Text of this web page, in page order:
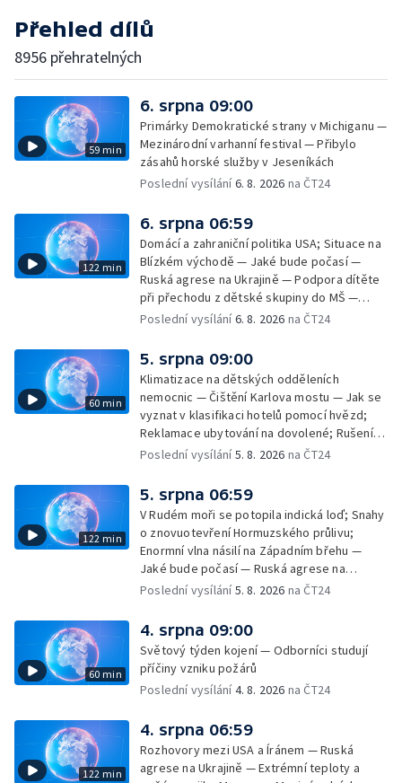
Přehled dílů
8956 přehratelných
59 min
6. srpna 09:00
Primárky Demokratické strany v Michiganu —
Mezinárodní varhanní festival — Přibylo
zásahů horské služby v Jeseníkách
Poslední vysílání6. 8. 2026 na ČT24
122 min
6. srpna 06:59
Domácí a zahraniční politika USA; Situace na
Blízkém východě — Jaké bude počasí —
Ruská agrese na Ukrajině — Podpora dítěte
při přechodu z dětské skupiny do MŠ —
Filmové premiéry týdne — Dvě deci tuše v
rakovinu prsu
Poslední vysílání6. 8. 2026 na ČT24
60 min
5. srpna 09:00
Klimatizace na dětských odděleních
nemocnic — Čištění Karlova mostu — Jak se
vyznat v klasifikaci hotelů pomocí hvězd;
Reklamace ubytování na dovolené; Rušení
dovolené kvůli přírodním živlům; Práva
na dovolené v zahraničí; Platby a výběry na
dovolené v zahraničí — Těžba léčivé rašeliny
u Malé Morávky
Poslední vysílání5. 8. 2026 na ČT24
122 min
5. srpna 06:59
V Rudém moři se potopila indická loď; Snahy
o znovuotevření Hormuzského průlivu;
Enormní vlna násilí na Západním břehu —
Jaké bude počasí — Ruská agrese na
Ukrajině — Vliv veder na lidské orgány — Při
— Třem obcím na Brněnsku dočasně došla
pitná voda — SP v orientačním běhu v Česku
— Horko a požáry sužují Evropu — Rybářský
příměstský tábor
Poslední vysílání5. 8. 2026 na ČT24
60 min
4. srpna 09:00
Světový týden kojení — Odborníci studují
příčiny vzniku požárů
Poslední vysílání4. 8. 2026 na ČT24
122 min
4. srpna 06:59
Rozhovory mezi USA a Íránem — Ruská
agrese na Ukrajině — Extrémní teploty a